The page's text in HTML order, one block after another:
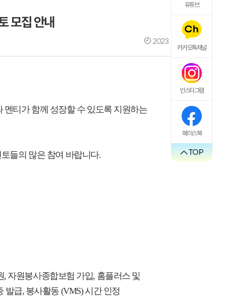
유튜브
카카오톡채널
인스타그램
페이스북
TOP
모집 안내
2023. 11. 27. 15:23
멘티가 함께 성장할 수 있도록 지원하는
들의 많은 참여 바랍니다.
,자원봉사종합보험 가입, 홈플러스 및
발급, 봉사활동 (VMS) 시간 인정